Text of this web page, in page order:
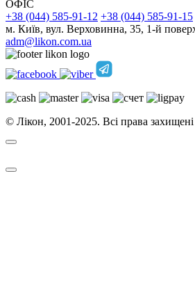
ОФІС
+38 (044) 585-91-12 +38 (044) 585-91-15
м. Київ, вул. Верховинна, 35, 1-й
adm@likon.com.ua
© Лікон, 2001-2025. Всі права захищені